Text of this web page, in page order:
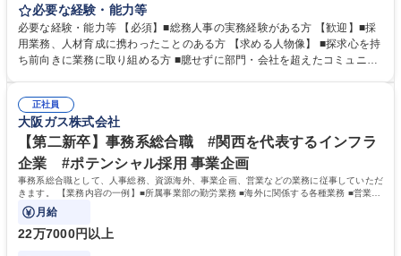
定、さらに社内の重要会議の運営等、経営の根幹となる幅広い総務人事業
務全般を担当していただきます。 【主な業務内容】 ■採用関係業務および
人材育成(社員研修)業務の推進 ■中期経営計画および予算等の管理 ■設備
投資計画等の策定 ■社内の重要会議の運営 ■その他総務人事業務全般 【入
務人事】経験者歓迎！/阪急阪神HDグループ/年休124日
必要な経験・能力等
必要な経験・能力等 【必須】■総務人事の実務経験がある方 【歓迎】■採
用業務、人材育成に携わったことのある方 【求める人物像】 ■探求心を持
ち前向きに業務に取り組める方 ■臆せずに部門・会社を超えたコミュニケ
囲のメンバーと協調しつつ主体性を持って能動的に業務を推進できる方 学
歴・資格 学歴：大学院 大学 高専 短大 専修学校 高校 語学力： 資格：
正社員
大阪ガス株式会社
【第二新卒】事務系総合職 #関西を代表するインフラ
企業 #ポテンシャル採用 事業企画
事務系総合職として、人事総務、資源海外、事業企画、営業などの業務に従事していただ
きます。 【業務内容の一例】■所属事業部の勤労業務 ■海外に関係する各種業務 ■営業部
門の企画スタッフ、ルート営業
月給
22万7000円以上